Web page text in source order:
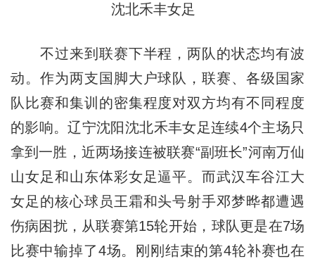
沈北禾丰女足
不过来到联赛下半程，两队的状态均有波
动。作为两支国脚大户球队，联赛、各级国家
队比赛和集训的密集程度对双方均有不同程度
的影响。辽宁沈阳沈北禾丰女足连续4个主场只
拿到一胜，近两场接连被联赛“副班长”河南万仙
山女足和山东体彩女足逼平。而武汉车谷江大
女足的核心球员王霜和头号射手邓梦晔都遭遇
伤病困扰，从联赛第15轮开始，球队更是在7场
比赛中输掉了4场。刚刚结束的第4轮补赛也在